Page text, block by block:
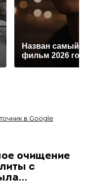
Назван самый
фильм 2026
в Google
очищение
с